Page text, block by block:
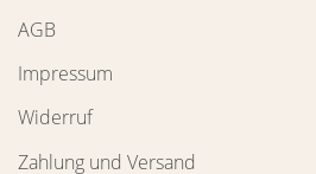
AGB
Impressum
Widerruf
Zahlung und Versand